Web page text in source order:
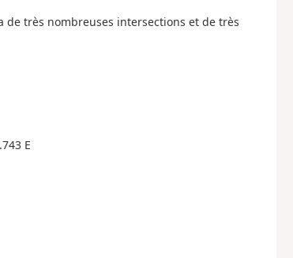
très nombreuses intersections et de très
E